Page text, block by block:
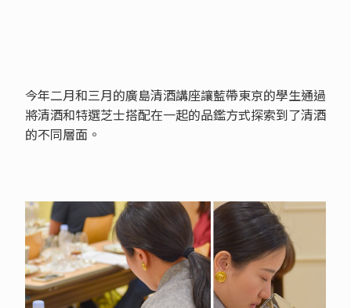
今年二月和三月的廣島清酒講座讓藍帶東京的學生通過
將清酒和特選芝士搭配在一起的品鑑方式探索到了清酒
的不同層面。